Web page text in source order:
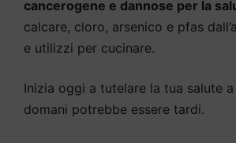
cancerogene e dannose per la
calcare, cloro, arsenico e pfas
e utilizzi per cucinare.
Inizia oggi a tutelare la tua salute a
domani potrebbe essere tardi.